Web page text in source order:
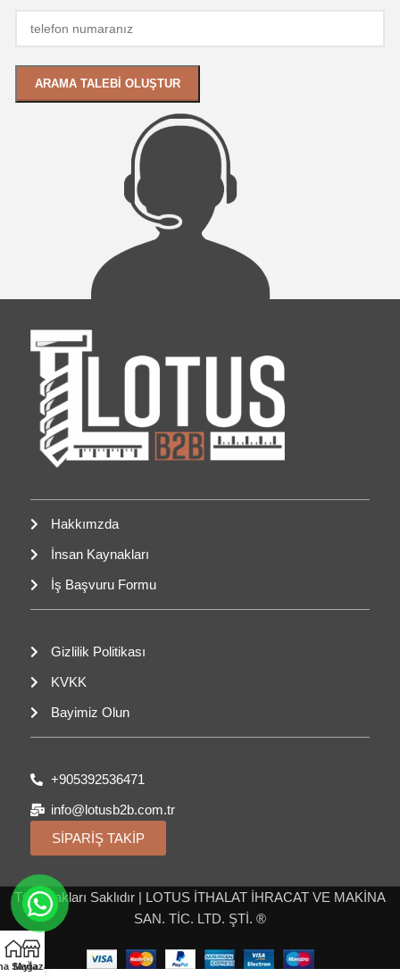
Hakkımzda
İnsan Kaynakları
İş Başvuru Formu
Gizlilik Politikası
KVKK
Bayimiz Olun
+905392536471
info@lotusb2b.com.tr
SİPARİŞ TAKİP
Tüm Hakları Saklıdır | LOTUS İTHALAT İHRACAT VE MAKİNA
SAN. TİC. LTD. ŞTİ. ®
Sayfa
Mağaza